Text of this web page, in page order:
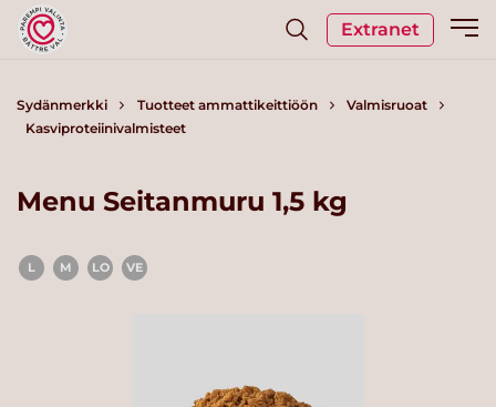
Extranet
Sydänmerkki Tuotteet ammattikeittiöön
Valmisruoat
Kasviproteiinivalmisteet
Menu Seitanmuru 1,5 kg
L M LO VE